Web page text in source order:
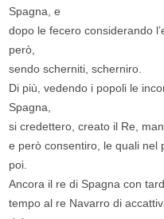
Spagna, e
dopo le fecero considerando
però,
sendo scherniti, scherniro.
Di più, vedendo i popoli le
Spagna,
si credettero, creato il Re,
e però consentiro, le quali nel
poi.
Ancora il re di Spagna con
tempo al re Navarro di